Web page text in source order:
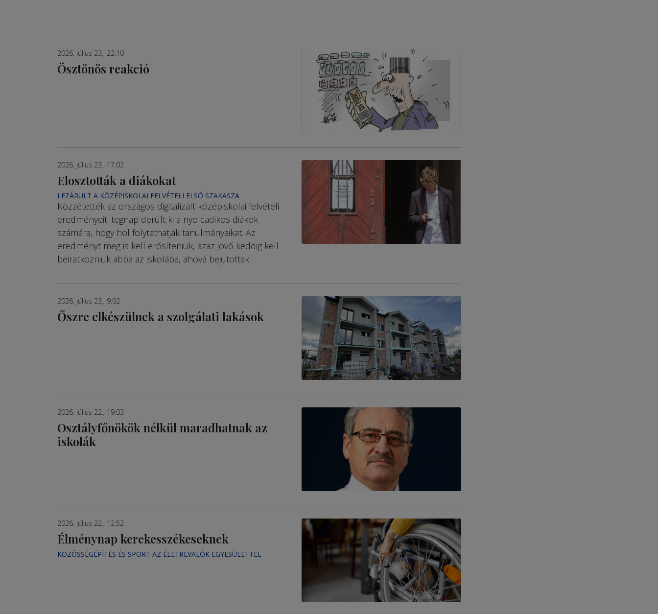
2026. július 23., 22:10
Ösztönös reakció
2026. július 23., 17:02
Elosztották a diákokat
LEZÁRULT A KÖZÉPISKOLAI FELVÉTELI ELSŐ SZAKASZA
Közzétették az országos digitalizált középiskolai felvételi
eredményeit: tegnap derült ki a nyolcadikos diákok
számára, hogy hol folytathatják tanulmányaikat. Az
eredményt meg is kell erősíteniük, azaz jövő keddig kell
beiratkozniuk abba az iskolába, ahová bejutottak.
2026. július 23., 9:02
Őszre elkészülnek a szolgálati lakások
2026. július 22., 19:03
Osztályfőnökök nélkül maradhatnak az
iskolák
2026. július 22., 12:52
Élménynap kerekesszékeseknek
KÖZÖSSÉGÉPÍTÉS ÉS SPORT AZ ÉLETREVALÓK EGYESÜLETTEL